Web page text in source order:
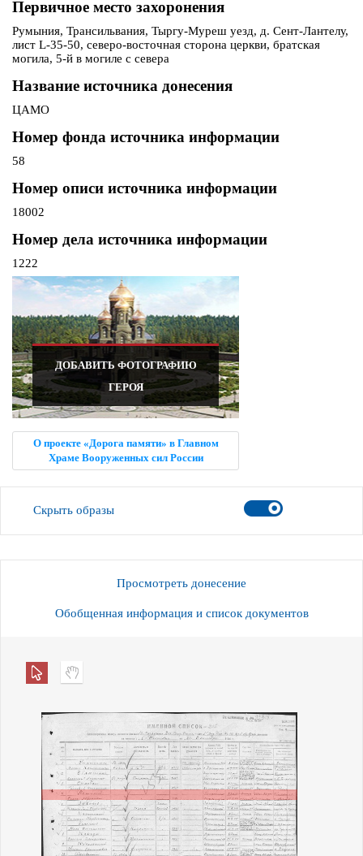
Первичное место захоронения
Румыния, Трансильвания, Тыргу-Муреш уезд, д. Сент-Лантелу,
лист L-35-50, северо-восточная сторона церкви, братская
могила, 5-й в могиле с севера
Название источника донесения
ЦАМО
Номер фонда источника информации
58
Номер описи источника информации
18002
Номер дела источника информации
1222
ДОБАВИТЬ ФОТОГРАФИЮ
ГЕРОЯ
О проекте «Дорога памяти» в Главном
Храме Вооруженных сил России
Скрыть образы
Просмотреть донесение
Обобщенная информация и список документов